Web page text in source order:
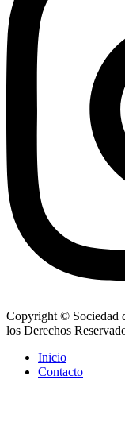
Copyright © Sociedad
los Derechos
Inicio
Contacto